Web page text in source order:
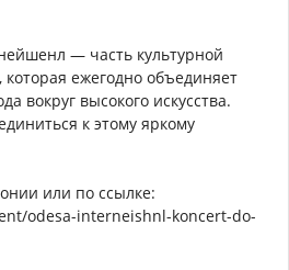
— часть культурной
ежегодно объединяет
вокруг высокого искусства.
к этому яркому
или по ссылке:
odesa-interneishnl-koncert-do-